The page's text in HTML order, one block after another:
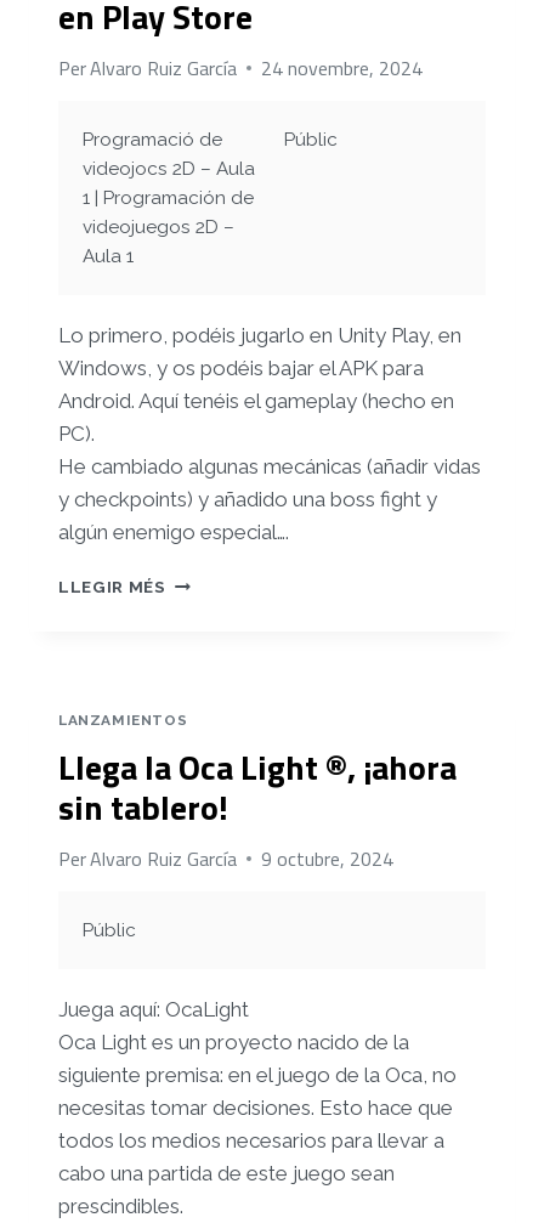
en Play Store
PerAlvaro Ruiz García 24 novembre, 2024
Programació de
videojocs 2D – Aula
1 | Programación de
videojuegos 2D –
Aula 1
Públic
Lo primero, podéis jugarlo en Unity Play, en
Windows, y os podéis bajar el APK para
Android. Aquí tenéis el gameplay (hecho en
PC).
He cambiado algunas mecánicas (añadir vidas
y checkpoints) y añadido una boss fight y
algún enemigo especial….
LLEGIR MÉS SUPER
DEL
SUPER
MARIO.
EN
LANZAMIENTOS
Llega la Oca Light ®, ¡ahora
sin tablero!
PerAlvaro Ruiz García 9 octubre, 2024
Públic
Juega aquí: OcaLight
Oca Light es un proyecto nacido de la
siguiente premisa: en el juego de la Oca, no
necesitas tomar decisiones. Esto hace que
todos los medios necesarios para llevar a
cabo una partida de este juego sean
prescindibles.